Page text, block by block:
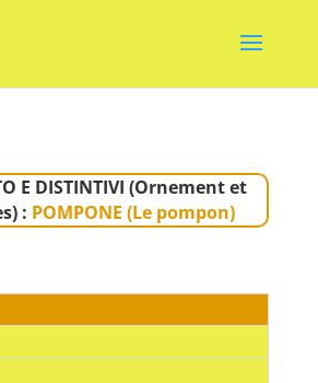
E DISTINTIVI (Ornement et
: POMPONE (Le pompon)